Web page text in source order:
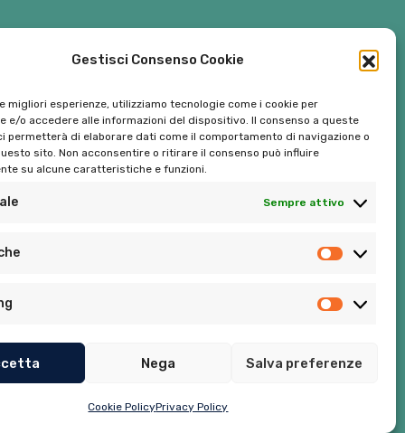
Gestisci Consenso Cookie
migliori esperienze, utilizziamo tecnologie come i cookie per
e/o accedere alle informazioni del dispositivo. Il consenso a queste
permetterà di elaborare dati come il comportamento di navigazione o
sito. Non acconsentire o ritirare il consenso può influire
su alcune caratteristiche e funzioni.
Sempre attivo
Nega Salva preferenze
Cookie PolicyPrivacy Policy
Privacy Policy
Sito realizzato daMG Group Italia